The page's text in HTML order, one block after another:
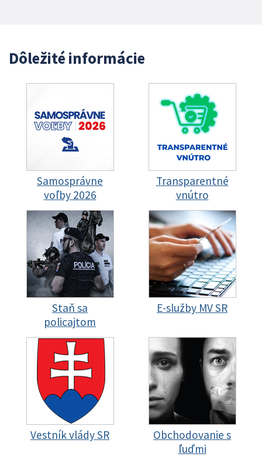
Dôležité informácie
Samosprávne
voľby 2026
Transparentné
vnútro
Staň sa
policajtom
E-služby MV SR
Vestník vlády SR
Obchodovanie s
ľuďmi